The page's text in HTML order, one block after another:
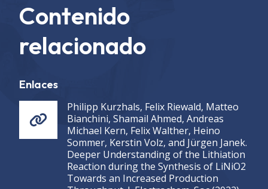
Contenido
relacionado
Enlaces
Philipp Kurzhals, Felix Riewald, Matteo
Bianchini, Shamail Ahmed, Andreas
Michael Kern, Felix Walther, Heino
Sommer, Kerstin Volz, and Jürgen Janek.
Deeper Understanding of the Lithiation
Reaction during the Synthesis of LiNiO2
Towards an Increased Production